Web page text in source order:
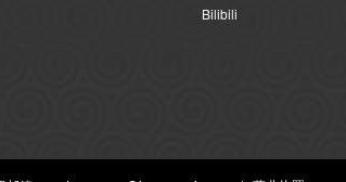
Bilibili